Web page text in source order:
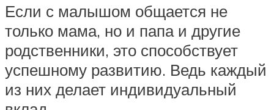
Если с малышом общается не
только мама, но и папа и другие
родственники, это способствует
успешному развитию. Ведь каждый
из них делает индивидуальный